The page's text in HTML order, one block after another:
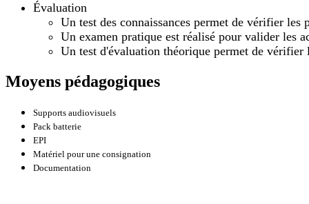
Évaluation
Un test des connaissances permet de vérifier les
Un examen pratique est réalisé pour valider les
Un test d'évaluation théorique permet de vérifier
Moyens pédagogiques
Supports audiovisuels
Pack batterie
EPI
Matériel pour une consignation
Documentation